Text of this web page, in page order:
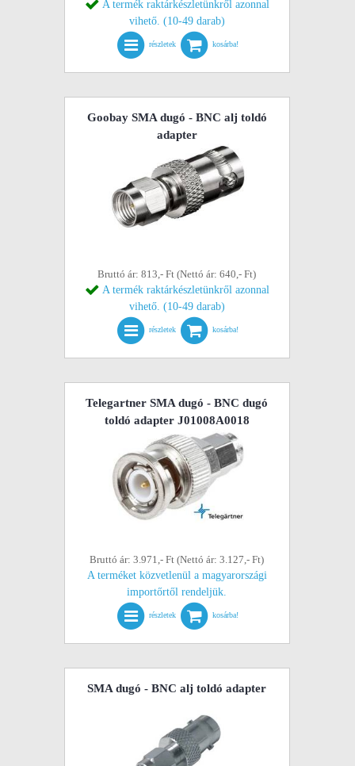
A termék raktárkészletünkről azonnal
vihető. (10-49 darab)
részletek kosárba!
Goobay SMA dugó - BNC alj toldó
adapter
Bruttó ár: 813,- Ft (Nettó ár: 640,- Ft)
A termék raktárkészletünkről azonnal
vihető. (10-49 darab)
részletek kosárba!
Telegartner SMA dugó - BNC dugó
toldó adapter J01008A0018
Bruttó ár: 3.971,- Ft (Nettó ár: 3.127,- Ft)
A terméket közvetlenül a magyarországi
importőrtől rendeljük.
részletek kosárba!
SMA dugó - BNC alj toldó adapter